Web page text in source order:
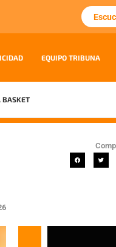
EQUIPO TRIBUNA
BASKET